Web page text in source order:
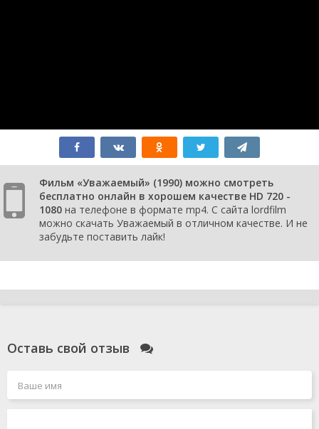
Фильм «Уважаемый» (1990) можно смотреть
бесплатно онлайн в хорошем качестве HD 720 -
1080 на телефоне в формате mp4. С сайта lordfilm
можно скачать Уважаемый в отличном качестве. И не
забудьте поставить лайк!
Оставь свой отзыв